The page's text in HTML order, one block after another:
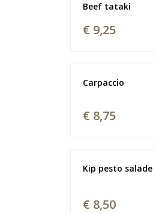
Beef tataki
€ 9,25
Carpaccio
€ 8,75
Kip pesto salade
€ 8,50